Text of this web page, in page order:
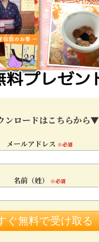
ンロードはこちらから▼
メールアドレス ※必須
名前（姓） ※必須